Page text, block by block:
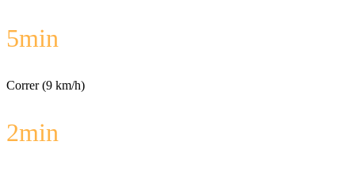
5min
Correr (9 km/h)
2min